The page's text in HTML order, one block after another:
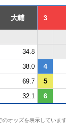
大輔 3
34.8
38.0
4
69.7
5
32.1 6
のオッズを表示していま